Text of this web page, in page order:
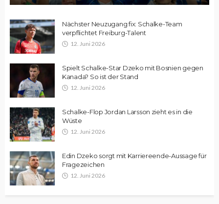
Nächster Neuzugang fix: Schalke-Team
verpflichtet Freiburg-Talent
12. Juni 2026
Spielt Schalke-Star Dzeko mit Bosnien gegen
Kanada? So ist der Stand
12. Juni 2026
Schalke-Flop Jordan Larsson zieht es in die
Wüste
12. Juni 2026
Edin Dzeko sorgt mit Karriereende-Aussage für
Fragezeichen
12. Juni 2026